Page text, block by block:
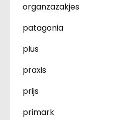
organzazakjes
patagonia
plus
praxis
prijs
primark